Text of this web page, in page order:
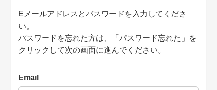
Eメールアドレスとパスワードを入力してくださ
い。
パスワードを忘れた方は、「パスワード忘れた」を
クリックして次の画面に進んでください。
Email